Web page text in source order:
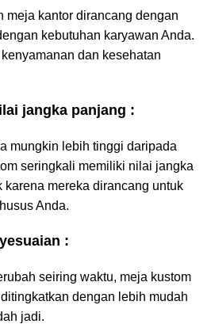
meja kantor dirancang dengan
kebutuhan karyawan Anda.
dan kesehatan
jangka panjang :
mungkin lebih tinggi daripada
seringkali memiliki nilai jangka
mereka dirancang untuk
Anda.
:
seiring waktu, meja kustom
dengan lebih mudah
jadi.